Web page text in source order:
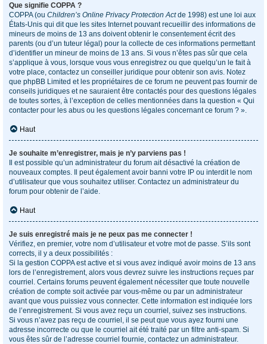
Que signifie COPPA ?
COPPA (ou Children’s Online Privacy Protection Actde 1998) est une loi aux
États-Unis qui dit que les sites Internet pouvant recueillir des informations de
mineurs de moins de 13 ans doivent obtenir le consentement écrit des
parents (ou d’un tuteur légal) pour la collecte de ces informations permettant
d’identifier un mineur de moins de 13 ans. Si vous n’êtes pas sûr que cela
s’applique à vous, lorsque vous vous enregistrez ou que quelqu’un le fait à
votre place, contactez un conseiller juridique pour obtenir son avis. Notez
que phpBB Limited et les propriétaires de ce forum ne peuvent pas fournir de
conseils juridiques et ne sauraient être contactés pour des questions légales
de toutes sortes, à l’exception de celles mentionnées dans la question « Qui
contacter pour les abus ou les questions légales concernant ce forum ? ».
Haut
Je souhaite m’enregistrer, mais je n’y parviens pas !
Il est possible qu’un administrateur du forum ait désactivé la création de
nouveaux comptes. Il peut également avoir banni votre IP ou interdit le nom
d’utilisateur que vous souhaitez utiliser. Contactez un administrateur du
forum pour obtenir de l’aide.
Haut
Je suis enregistré mais je ne peux pas me connecter !
Vérifiez, en premier, votre nom d’utilisateur et votre mot de passe. S’ils sont
corrects, il y a deux possibilités :
Si la gestion COPPA est active et si vous avez indiqué avoir moins de 13 ans
lors de l’enregistrement, alors vous devrez suivre les instructions reçues par
courriel. Certains forums peuvent également nécessiter que toute nouvelle
création de compte soit activée par vous-même ou par un administrateur
avant que vous puissiez vous connecter. Cette information est indiquée lors
de l’enregistrement. Si vous avez reçu un courriel, suivez ses instructions.
Si vous n’avez pas reçu de courriel, il se peut que vous ayez fourni une
adresse incorrecte ou que le courriel ait été traité par un filtre anti-spam. Si
vous êtes sûr de l’adresse courriel fournie, contactez un administrateur.